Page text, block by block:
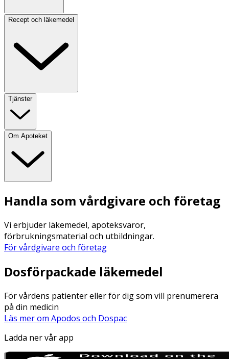
Recept och läkemedel
Tjänster
Om Apoteket
Handla som vårdgivare och företag
Vi erbjuder läkemedel, apoteksvaror,
förbrukningsmaterial och utbildningar.
För vårdgivare och företag
Dosförpackade läkemedel
För vårdens patienter eller för dig som vill prenumerera
på din medicin
Läs mer om Apodos och Dospac
Ladda ner vår app